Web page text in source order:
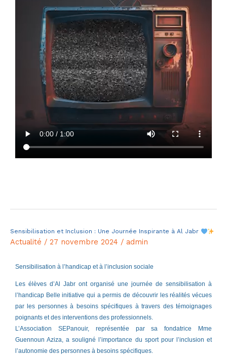
Sensibilisation et Inclusion : Une Journée Inspirante à Al Jabr
Actualité / 27 novembre 2024 / admin
Sensibilisation à l’handicap et à l’inclusion sociale
Les élèves d’Al Jabr ont organisé une journée de sensibilisation à
l’handicap Belle initiative qui a permis de découvrir les réalités vécues
par les personnes à besoins spécifiques à travers des témoignages
poignants et des interventions des professionnels.
L’Association SEPanouir, représentée par sa fondatrice Mme
Guennoun Aziza, a souligné l’importance du sport pour l’inclusion et
l’autonomie des personnes à besoins spécifiques.
Sensibilisation
Une
Journée
Inspirante
Al